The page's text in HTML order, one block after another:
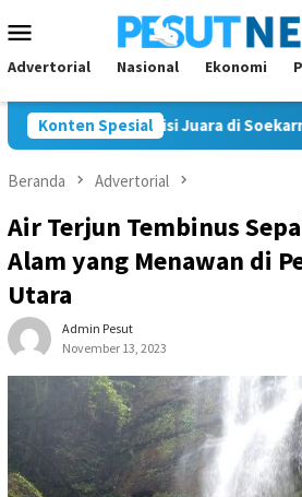
ke
kontenMobile
Advertorial Nasional Ekonomi
Konten Spesial
FC Bawa Misi Juara di Soekarno Cup
Beranda Advertorial
Air Terjun Tembinus
Alam yang Menawan di
Utara
Admin Pesut
November 13, 2023